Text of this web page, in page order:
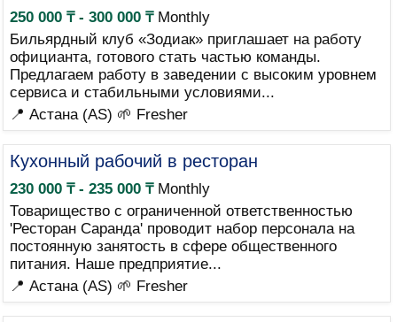
250 000 ₸ - 300 000 ₸Monthly
Бильярдный клуб «Зодиак» приглашает на работу
официанта, готового стать частью команды.
Предлагаем работу в заведении с высоким уровнем
сервиса и стабильными условиями...
📍 Астана (AS) 🌱 Fresher
Кухонный рабочий в ресторан
230 000 ₸ - 235 000 ₸Monthly
Товарищество с ограниченной ответственностью
'Ресторан Саранда' проводит набор персонала на
постоянную занятость в сфере общественного
питания. Наше предприятие...
📍 Астана (AS) 🌱 Fresher